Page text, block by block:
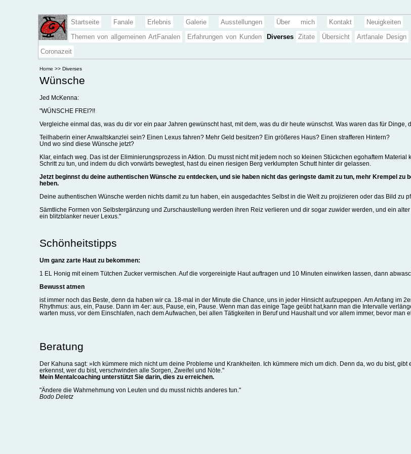
Startseite Fanale Erlebnis Galerie Ausstellungen Über mich Kontakt Neuigkeiten
Themen von allgemeinen ArtFanalen
Erfahrungen von Kunden Diverses Zitate Übersicht Artfanale Design
Coronazeit
Home >> Diverses
Wünsche
Jed McKenna:
"WÜNSCHE FREI?!!
Vergleiche einmal das, was du dir vor ein paar Jahren gewünscht hast, mit dem, was du dir heute wünschst. Was waren das für Dinge,
Teilhaberin einer Anwaltskanzlei sein? Einen Lexus fahren? Mehr Geld besitzen? Ein größeres Haus? Einen strafferen Hintern?
Und wo sind diese Wünsche jetzt?
Klar, einfach weg. Das ist der Eliminierungsprozess in Aktion. Du musst nicht mit jedem noch so kleinen Stückchen egohaftem
Schritt zu tun, und indem du dich vorwärts bewegtest, hast du einen riesigen Berg verklumpten Schutt hinter dir gelassen.
Jetzt beginnst du deine authentischen Wünsche zu entdecken, und sie haben nicht das geringste damit zu tun, mehr Krempel zu
heben.
Deine authentischen Wünsche werden nichts damit zu tun haben, ein ausgedachtes Selbst in die Welt zu projizieren oder das Bild zu
Sämtliche Formen von Selbstergänzung und Zurschaustellung werden ihren Reiz verlieren und dir sogar zuwider werden, und ein
ein blitzblanker neuer Lexus."
Schönheitstipps
Um ganz zarte Haut zu bekommen:
1 EL Honig mit einem Tütchen Zucker vermischen. Auf die vorgereinigte Haut auftragen und 10 Minuten einwirken lassen, dann
Bewusst atmen
ist immer noch das Beste, denn da haben wir ca. 18-mal in der Minute die Chance, uns in jeder Hinsicht aufzupeppen. Am Anfang im
Rhythmus: aus, ein, Pause. Dann im 4er: aus, Pause, ein, Pause. Wenn man das einige Tage geübt hat,kann man die Intervalle
warten muss, vor dem Einschlafen, nach dem Aufwachen, bei allen Tätigkeiten in Beruf und Haushalt und vor allem immer, bevor man
Beratung
Der Kahuna sagt: »Ich kümmere mich nicht um deine Probleme und Krankheiten. Ich kümmere mich um dich. Denn da, wo du bist,
erkennst, wer du bist, verschwinden alle Sorgen, Zweifel und Nöte."
Mein Mentalcoaching unterstützt Sie darin, dies zu erreichen.
"Ändere die Wahrnehmung von Leuten und du musst nichts anderes tun."
Bodo Deletz